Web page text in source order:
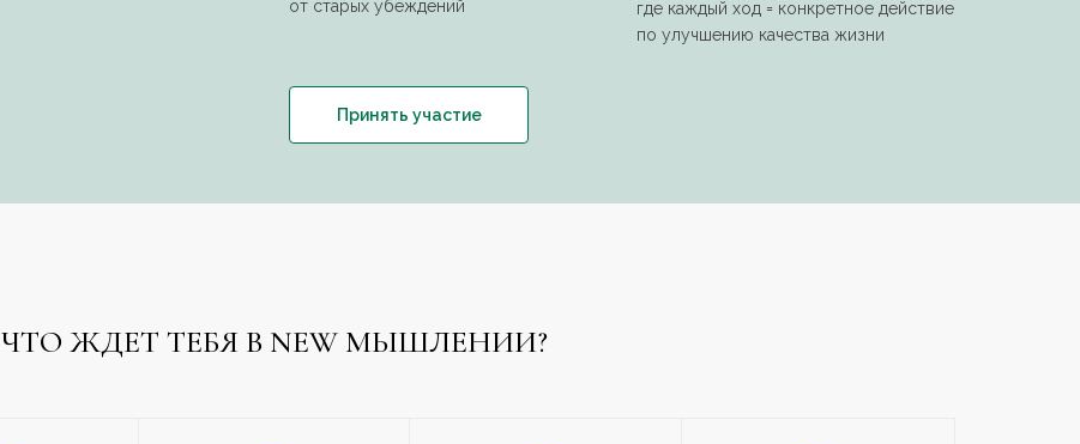
от старых убеждений
где каждый ход = конкретное действие
по улучшению качества жизни
Принять участие
ЧТО ЖДЕТ ТЕБЯ В NEW МЫШЛЕНИИ?